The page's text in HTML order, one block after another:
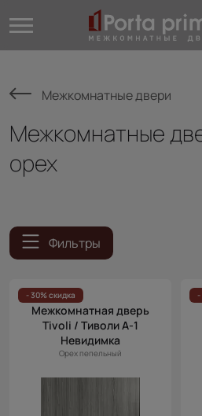
Межкомнатные двери
Межкомнатные
орех
Фильтры
- 30% скидка
Межкомнатная дверь
Tivoli / Тиволи А-1
Невидимка
Орех пепельный
-